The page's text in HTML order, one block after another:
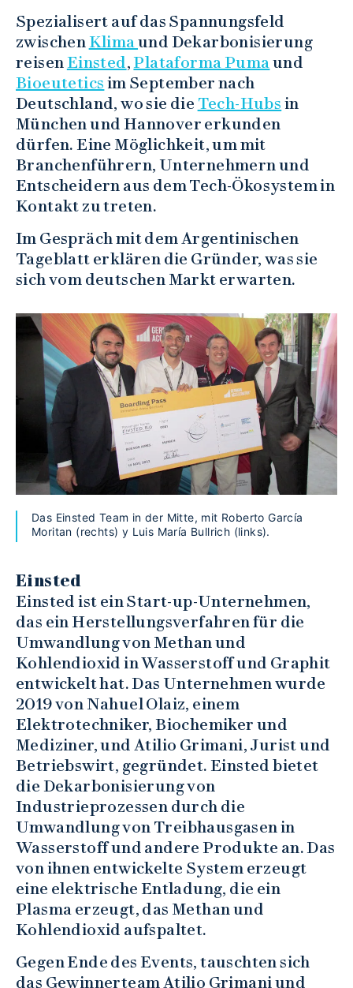
Spezialisert auf das Spannungsfeld
zwischenKlimaund Dekarbonisierung
reisenEinsted,Plataforma Pumaund
Bioeutetics im September nach
Deutschland, wo sie die Tech-Hubs in
München und Hannover erkunden
dürfen. Eine Möglichkeit, um mit
Branchenführern, Unternehmern und
Entscheidern aus dem Tech-Ökosystem in
Kontakt zu treten.
Im Gespräch mit dem Argentinischen
Tageblatt erklären die Gründer, was sie
sich vom deutschen Markt erwarten.
Das Einsted Team in der Mitte, mit Roberto García
Moritan (rechts) y Luis María Bullrich (links).
Einsted
Einsted ist ein Start-up-Unternehmen,
das ein Herstellungsverfahren für die
Umwandlung von Methan und
Kohlendioxid in Wasserstoff und Graphit
entwickelt hat. Das Unternehmen wurde
2019 von Nahuel Olaiz, einem
Elektrotechniker, Biochemiker und
Mediziner, und Atilio Grimani, Jurist und
Betriebswirt, gegründet. Einsted bietet
die Dekarbonisierung von
Industrieprozessen durch die
Umwandlung von Treibhausgasen in
Wasserstoff und andere Produkte an. Das
von ihnen entwickelte System erzeugt
eine elektrische Entladung, die ein
Plasma erzeugt, das Methan und
Kohlendioxid aufspaltet.
Gegen Ende des Events, tauschten sich
das Gewinnerteam Atilio Grimani und